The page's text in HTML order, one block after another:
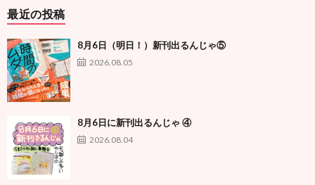
最近の投稿
8月6日（明日！）新刊出るんじゃ⑤
2026.08.05
8月6日に新刊出るんじゃ ④
2026.08.04